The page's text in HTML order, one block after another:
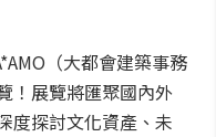
（大都會建築事務
！展覽將匯聚國內外
度探討文化資產、未